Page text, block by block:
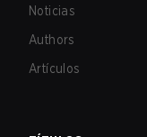
Noticias
Authors
Artículos